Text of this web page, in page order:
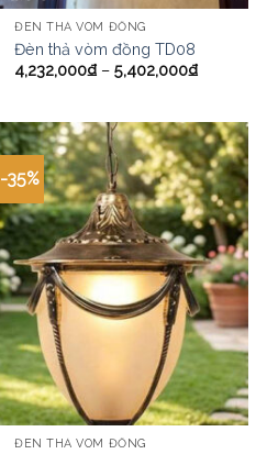
ĐÈN THẢ VÒM ĐỒNG
Đèn thả vòm đồng TD08
4,232,000₫ –5,402,000₫
-35%
ĐÈN THẢ VÒM ĐỒNG